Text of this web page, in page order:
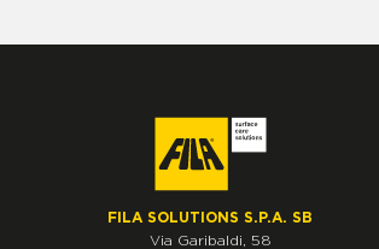
FILA SOLUTIONS S.P.A. SB
Via Garibaldi, 58